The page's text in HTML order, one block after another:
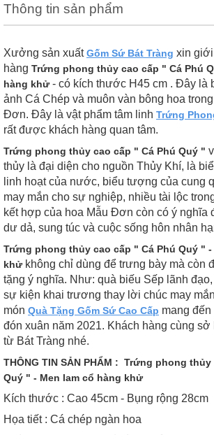
Thông tin sản phẩm
Xưởng sản xuấtGốm Sứ Bát Tràng xin giới
hàng Trứng phong thủy cao cấp " Cá Phú
hàng khử- có kích thước H45 cm . Đây là
ảnh Cá Chép và muôn vàn bông hoa
Đơn. Đây là vật phẩm tâm linh Trứng
rất được khách hàng quan tâm.
Trứng phong thủy cao cấp " Cá Phú Quý "
thủy là đại diện cho nguồn Thủy Khí, là
linh hoạt của nước, biểu tượng của cung
may mắn cho sự nghiệp, nhiều tài lộc
kết hợp của hoa Mẫu Đơn còn có ý nghĩa
dư dả, sung túc và cuộc sống hôn nhân
Trứng phong thủy cao cấp " Cá Phú Quý " -
khửkhông chỉ dùng để trưng bày mà còn
tặng ý nghĩa. Như: quà biếu Sếp lãnh
sự kiện khai trương thay lời chúc may
món Quà Tặng Gốm Sứ Cao Cấp mang
đón xuân năm 2021. Khách hàng cùng
từ Bát Tràng nhé.
THÔNG TIN SẢN PHẨM : Trứng phong
Quý " - Men lam cổ hàng khử
Kích thước : Cao 45cm - Bụng rộng 28cm
Họa tiết : Cá chép ngàn hoa